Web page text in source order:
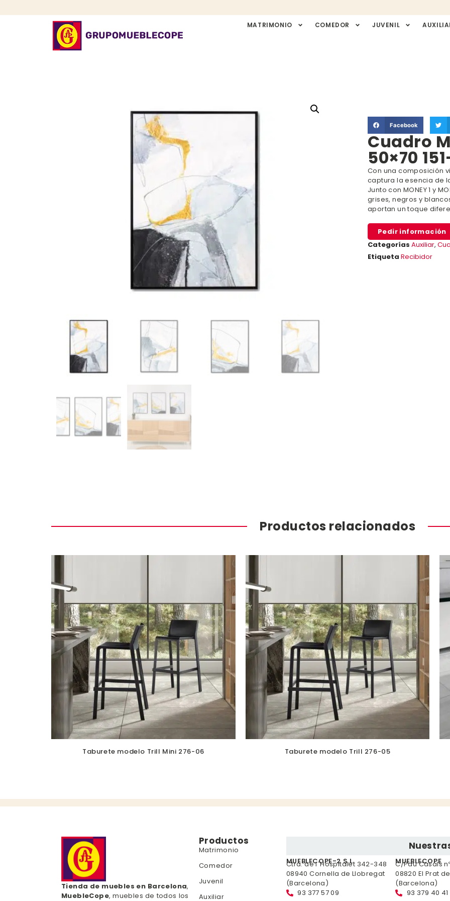
MATRIMONIO COMEDOR JUVENIL
Facebook
Cuadro
50×70
Con una composición
captura la esencia de
Junto con MONEY 1 y
grises, negros y
aportan un toque
Pedir información
Categorías Auxiliar,
Etiqueta Recibidor
Productos relacionados
Taburete modelo Trill Mini 276-06 Taburete modelo Trill 276-05
Tienda de muebles en Barcelona,
MuebleCope, muebles de todos los
Productos
Matrimonio
Comedor
Juvenil
Auxiliar
MUEBLECOPE-2 S.L.
Ctra. de l´Hospitalet 342-348
08940 Cornella de Llobregat
(Barcelona)
93 377 57 09
MUEBLECOPE
C/Pau Casals nº
08820 El Prat
(Barcelona)
93 379 40 41